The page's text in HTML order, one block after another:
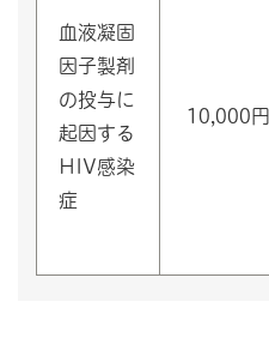
血液凝固
因子製剤
の投与に
起因する
HIV感染
症
10,000円